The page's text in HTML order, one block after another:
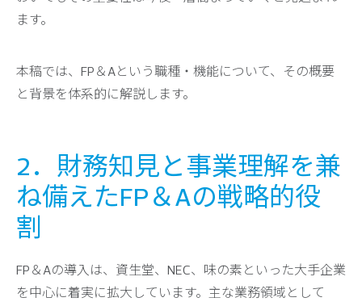
ます。
本稿では、FP＆Aという職種・機能について、その概要
と背景を体系的に解説します。
2．財務知見と事業理解を兼
ね備えたFP＆Aの戦略的役
割
FP＆Aの導入は、資生堂、NEC、味の素といった大手企業
を中心に着実に拡大しています。主な業務領域として